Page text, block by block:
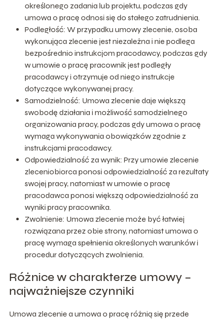
określonego zadania lub projektu, podczas gdy
umowa o pracę odnosi się do stałego zatrudnienia.
Podległość: W przypadku umowy zlecenie, osoba
wykonująca zlecenie jest niezależna i nie podlega
bezpośrednio instrukcjom pracodawcy, podczas gdy
w umowie o pracę pracownik jest podległy
pracodawcy i otrzymuje od niego instrukcje
dotyczące wykonywanej pracy.
Samodzielność: Umowa zlecenie daje większą
swobodę działania i możliwość samodzielnego
organizowania pracy, podczas gdy umowa o pracę
wymaga wykonywania obowiązków zgodnie z
instrukcjami pracodawcy.
Odpowiedzialność za wynik: Przy umowie zlecenie
zleceniobiorca ponosi odpowiedzialność za rezultaty
swojej pracy, natomiast w umowie o pracę
pracodawca ponosi większą odpowiedzialność za
wyniki pracy pracownika.
Zwolnienie: Umowa zlecenie może być łatwiej
rozwiązana przez obie strony, natomiast umowa o
pracę wymaga spełnienia określonych warunków i
procedur dotyczących zwolnienia.
Różnice w charakterze umowy –
najważniejsze czynniki
Umowa zlecenie a umowa o pracę różnią się przede